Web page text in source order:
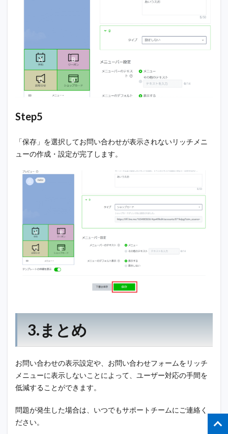
Step5
「保存」を選択してお問い合わせが表示されないリッチメニ
ューの作成・設定が完了します。
3.まとめ
お問い合わせの表示設定や、お問い合わせフォームをリッチ
メニューに表示しないことによって、ユーザー対応の手間を
低減することができます。
問題が発生した場合は、いつでもサポートチームにご連絡く
ださい。